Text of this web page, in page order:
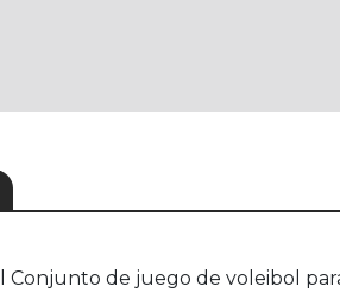
de juego de voleibol